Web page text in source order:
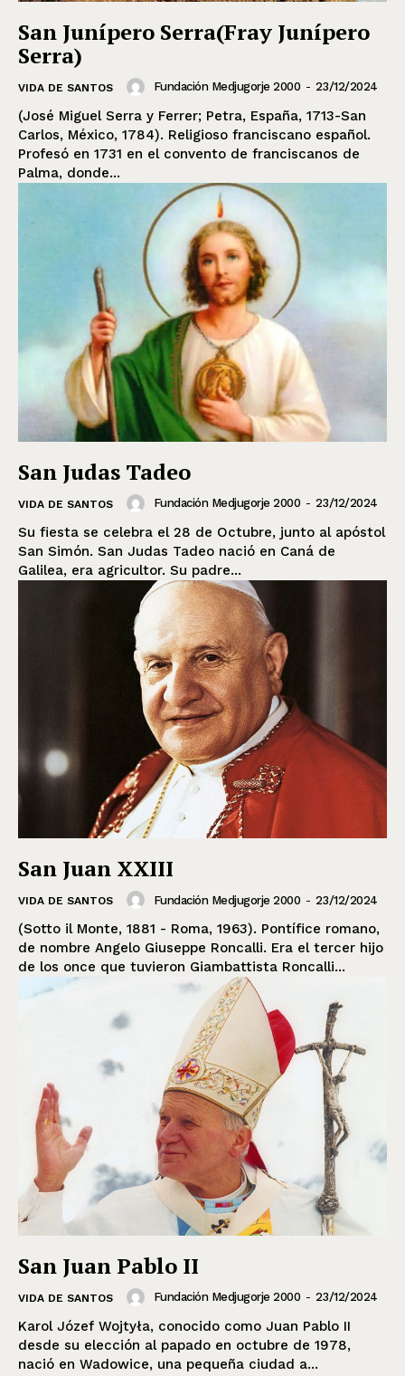
San Junípero Serra(Fray Junípero
Serra)
VIDA DE SANTOS Fundación Medjugorje 2000 - 23/12/2024
(José Miguel Serra y Ferrer; Petra, España, 1713-San
Carlos, México, 1784). Religioso franciscano español.
Profesó en 1731 en el convento de franciscanos de
Palma, donde...
San Judas Tadeo
VIDA DE SANTOS Fundación Medjugorje 2000 - 23/12/2024
Su fiesta se celebra el 28 de Octubre, junto al apóstol
San Simón. San Judas Tadeo nació en Caná de
Galilea, era agricultor. Su padre...
San Juan XXIII
VIDA DE SANTOS Fundación Medjugorje 2000 - 23/12/2024
(Sotto il Monte, 1881 - Roma, 1963). Pontífice romano,
de nombre Angelo Giuseppe Roncalli. Era el tercer hijo
de los once que tuvieron Giambattista Roncalli...
San Juan Pablo II
VIDA DE SANTOS Fundación Medjugorje 2000 - 23/12/2024
Karol Józef Wojtyła, conocido como Juan Pablo II
desde su elección al papado en octubre de 1978,
nació en Wadowice, una pequeña ciudad a...